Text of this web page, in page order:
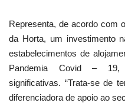
Representa, de acordo com
da Horta, um investimento
estabelecimentos de
Pandemia Covid – 19,
significativas. “Trata-se de
diferenciadora de apoio ao